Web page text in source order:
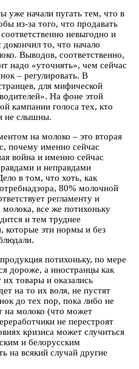
уже начали пугать тем, что в
из-за того, что продавать
невыгодно и
то, что начало
Выводов, соответственно,
надо «уточнять», чем сейчас
– регулировать. В
для мифической
На фоне этой
кампании голоса тех, кто
не слышны.
на молоко – это вторая
почему именно сейчас
война и именно сейчас
и неправдами
в том, что хоть, как
80% молочной
регламенту и
молока, все же потихоньку
и тем труднее
которые эти нормы и без
потихоньку, по мере
дороже, а иностранцы как
товары и оказались
на то их воля, не пустят
до тех пор, пока либо не
на молоко (что может
не перестроят
кризиса может случиться
и белорусским
на всякий случай другие